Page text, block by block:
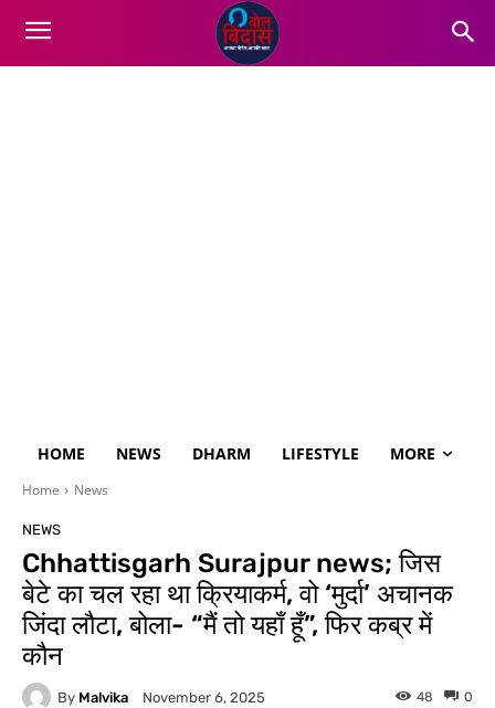
HOME NEWS DHARM LIFESTYLE MORE
Home News
NEWS
Chhattisgarh Surajpur news; जिस
बेटे का चल रहा था क्रियाकर्म, वो ‘मुर्दा’ अचानक
जिंदा लौटा, बोला- “मैं तो यहाँ हूँ”, फिर कब्र में
कौन
By Malvika November 6, 2025 0
48